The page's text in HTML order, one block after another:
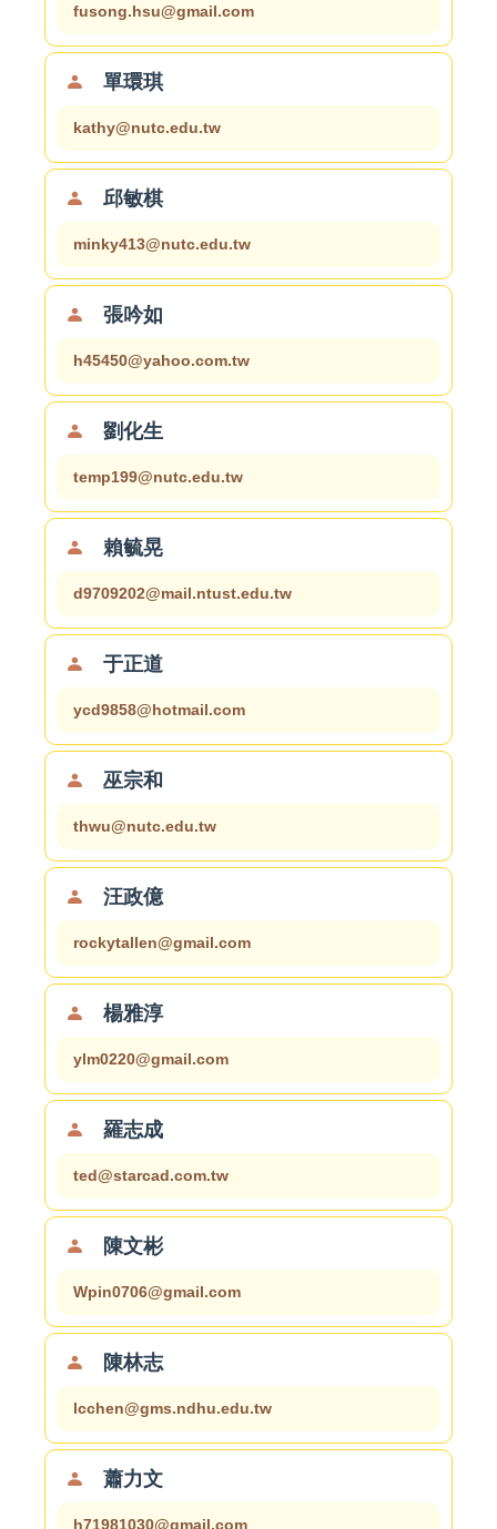
fusong.hsu@gmail.com
單環琪
kathy@nutc.edu.tw
邱敏棋
minky413@nutc.edu.tw
張吟如
h45450@yahoo.com.tw
劉化生
temp199@nutc.edu.tw
賴毓晃
d9709202@mail.ntust.edu.tw
于正道
ycd9858@hotmail.com
巫宗和
thwu@nutc.edu.tw
汪政億
rockytallen@gmail.com
楊雅淳
ylm0220@gmail.com
羅志成
ted@starcad.com.tw
陳文彬
Wpin0706@gmail.com
陳林志
lcchen@gms.ndhu.edu.tw
蕭力文
h71981030@gmail.com